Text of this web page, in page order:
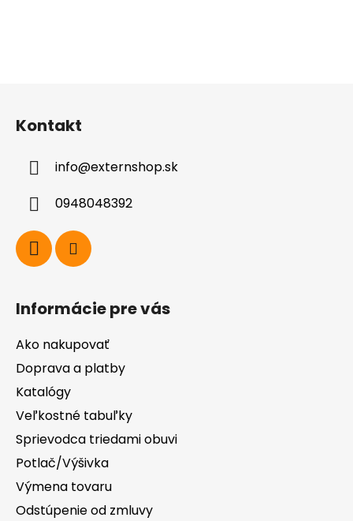
Kontakt
info@externshop.sk
0948048392
Informácie pre vás
Ako nakupovať
Doprava a platby
Katalógy
Veľkostné tabuľky
Sprievodca triedami obuvi
Potlač/Výšivka
Výmena tovaru
Odstúpenie od zmluvy